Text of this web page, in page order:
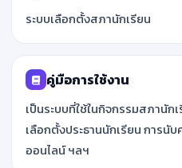
ระบบเลือกตั้งสภานักเรียน
คู่มือการใช้งาน
เป็นระบบที่ใช้ในกิจกรรมสภานัก
เลือกตั้งประธานนักเรียน การนั
ออนไลน์ ฯลฯ